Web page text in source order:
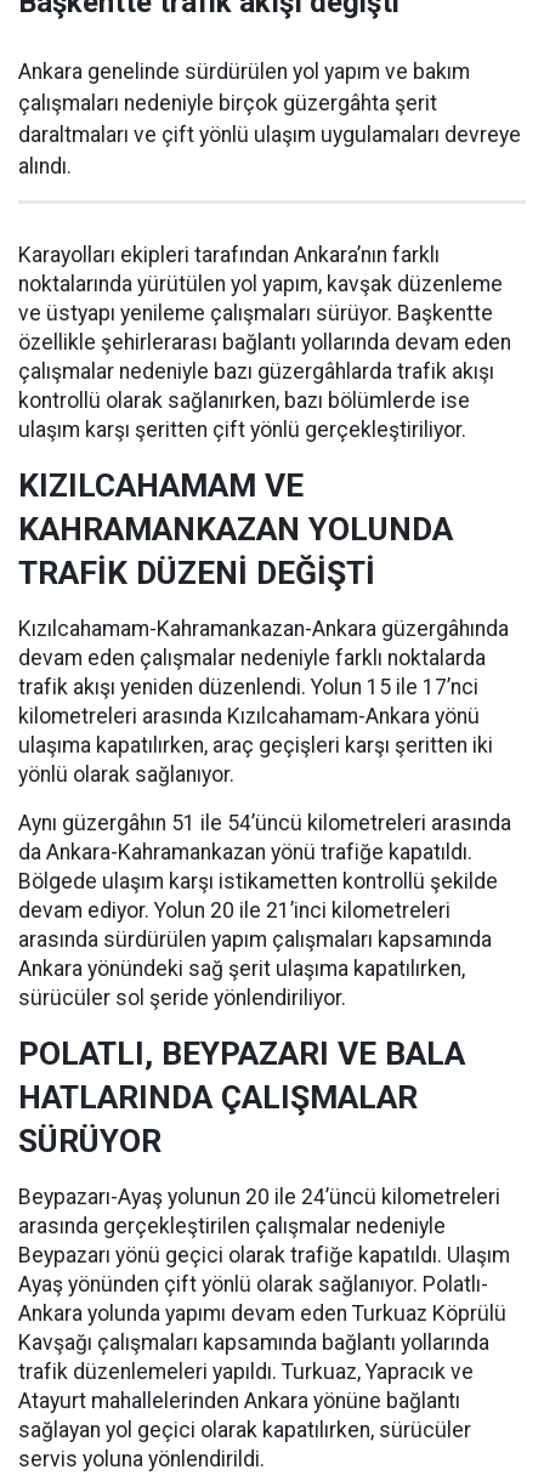
Ankara genelinde sürdürülen yol yapım ve bakım
çalışmaları nedeniyle birçok güzergâhta şerit
daraltmaları ve çift yönlü ulaşım uygulamaları devreye
alındı.
Karayolları ekipleri tarafından Ankara’nın farklı
noktalarında yürütülen yol yapım, kavşak düzenleme
ve üstyapı yenileme çalışmaları sürüyor. Başkentte
özellikle şehirlerarası bağlantı yollarında devam eden
çalışmalar nedeniyle bazı güzergâhlarda trafik akışı
kontrollü olarak sağlanırken, bazı bölümlerde ise
ulaşım karşı şeritten çift yönlü gerçekleştiriliyor.
KIZILCAHAMAM VE
KAHRAMANKAZAN YOLUNDA
TRAFİK DÜZENİ DEĞİŞTİ
Kızılcahamam-Kahramankazan-Ankara güzergâhında
devam eden çalışmalar nedeniyle farklı noktalarda
trafik akışı yeniden düzenlendi. Yolun 15 ile 17’nci
kilometreleri arasında Kızılcahamam-Ankara yönü
ulaşıma kapatılırken, araç geçişleri karşı şeritten iki
yönlü olarak sağlanıyor.
Aynı güzergâhın 51 ile 54’üncü kilometreleri arasında
da Ankara-Kahramankazan yönü trafiğe kapatıldı.
Bölgede ulaşım karşı istikametten kontrollü şekilde
devam ediyor. Yolun 20 ile 21’inci kilometreleri
arasında sürdürülen yapım çalışmaları kapsamında
Ankara yönündeki sağ şerit ulaşıma kapatılırken,
sürücüler sol şeride yönlendiriliyor.
POLATLI, BEYPAZARI VE BALA
HATLARINDA ÇALIŞMALAR
SÜRÜYOR
Beypazarı-Ayaş yolunun 20 ile 24’üncü kilometreleri
arasında gerçekleştirilen çalışmalar nedeniyle
Beypazarı yönü geçici olarak trafiğe kapatıldı. Ulaşım
Ayaş yönünden çift yönlü olarak sağlanıyor. Polatlı-
Ankara yolunda yapımı devam eden Turkuaz Köprülü
Kavşağı çalışmaları kapsamında bağlantı yollarında
trafik düzenlemeleri yapıldı. Turkuaz, Yapracık ve
Atayurt mahallelerinden Ankara yönüne bağlantı
sağlayan yol geçici olarak kapatılırken, sürücüler
servis yoluna yönlendirildi.